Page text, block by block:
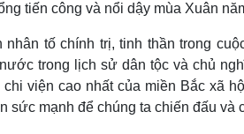
tiến công và nổi dậy mùa Xuân
nhân tố chính trị, tinh thần trong
trong lịch sử dân tộc và chủ
viện cao nhất của miền Bắc xã
sức mạnh để chúng ta chiến đấu và